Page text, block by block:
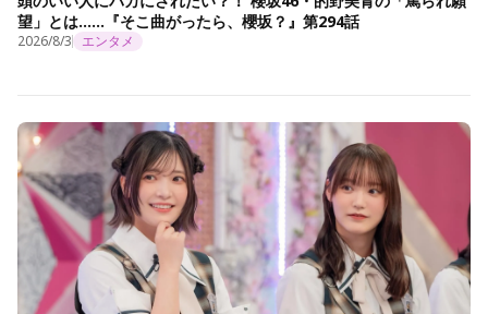
望」とは……『そこ曲がったら、櫻坂？』第294話
2026/8/3 エンタメ